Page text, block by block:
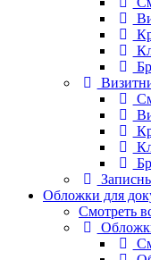
Обложки для
Смотреть